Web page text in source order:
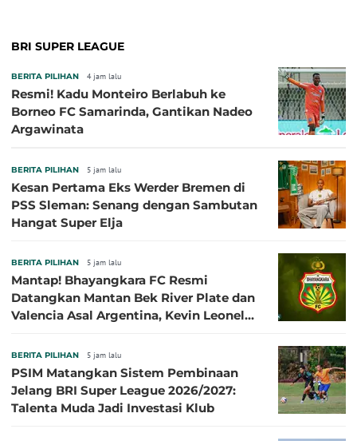
BRI SUPER LEAGUE
BERITA PILIHAN 4 jam lalu
Resmi! Kadu Monteiro Berlabuh ke
Borneo FC Samarinda, Gantikan Nadeo
Argawinata
BERITA PILIHAN 5 jam lalu
Kesan Pertama Eks Werder Bremen di
PSS Sleman: Senang dengan Sambutan
Hangat Super Elja
BERITA PILIHAN 5 jam lalu
Mantap! Bhayangkara FC Resmi
Datangkan Mantan Bek River Plate dan
Valencia Asal Argentina, Kevin Leonel
BERITA PILIHAN 5 jam lalu
PSIM Matangkan Sistem Pembinaan
Jelang BRI Super League 2026/2027:
Talenta Muda Jadi Investasi Klub